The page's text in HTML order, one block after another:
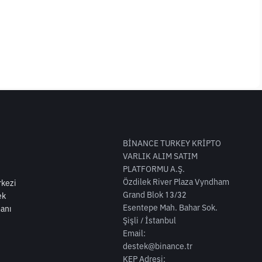
BİNANCE TURKEY KRİPTO
VARLIK ALIM SATIM
PLATFORMU A.Ş.
Özdilek River Plaza Vyndham
Grand Blok 13/32
Esentepe Mah. Bahar Sok.
Şişli / İstanbul
Email:
destek@binance.tr
KEP Adresi: